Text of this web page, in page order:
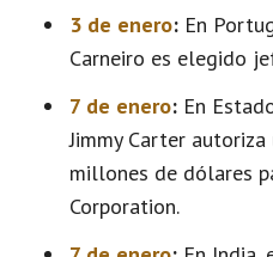
3 de enero: En
Carneiro es elegido
7 de enero: En
Jimmy Carter
millones de dólares
Corporation.